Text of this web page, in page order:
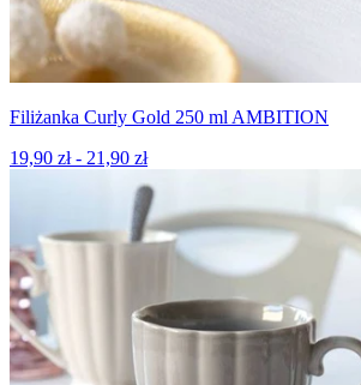
Filiżanka Curly Gold 250 ml AMBITION
19,90 zł - 21,90 zł